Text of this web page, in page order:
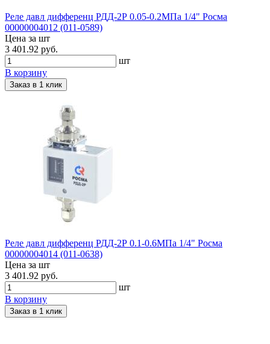
Реле давл дифференц РДД-2Р 0.05-0.2МПа 1/4" Росма
00000004012 (011-0589)
Цена за шт
3 401.92 руб.
шт
В корзину
Заказ в 1 клик
Реле давл дифференц РДД-2Р 0.1-0.6МПа 1/4" Росма
00000004014 (011-0638)
Цена за шт
3 401.92 руб.
шт
В корзину
Заказ в 1 клик